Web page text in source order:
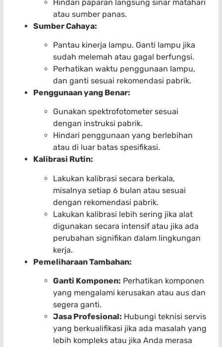
Hindari paparan langsung sinar matahari
atau sumber panas.
Sumber Cahaya:
Pantau kinerja lampu. Ganti lampu jika
sudah melemah atau gagal berfungsi.
Perhatikan waktu penggunaan lampu,
dan ganti sesuai rekomendasi pabrik.
Penggunaan yang Benar:
Gunakan spektrofotometer sesuai
dengan instruksi pabrik.
Hindari penggunaan yang berlebihan
atau di luar batas spesifikasi.
Kalibrasi Rutin:
Lakukan kalibrasi secara berkala,
misalnya setiap 6 bulan atau sesuai
dengan rekomendasi pabrik.
Lakukan kalibrasi lebih sering jika alat
digunakan secara intensif atau jika ada
perubahan signifikan dalam lingkungan
kerja.
Pemeliharaan Tambahan:
Ganti Komponen: Perhatikan komponen
yang mengalami kerusakan atau aus dan
segera ganti.
Jasa Profesional: Hubungi teknisi servis
yang berkualifikasi jika ada masalah yang
lebih kompleks atau jika Anda merasa